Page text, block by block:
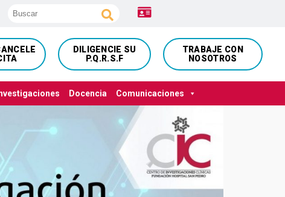
DILIGENCIE SU
P.Q.R.S.F
TRABAJE CON
NOSOTROS
Docencia Comunicaciones